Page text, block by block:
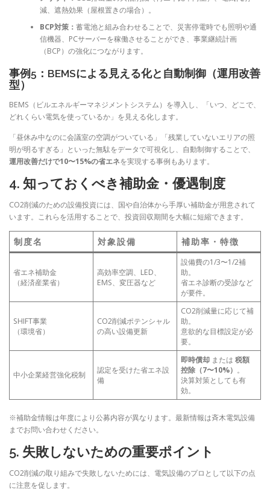
減、遮熱効果（屋根置きの場合）。
BCP対策： 蓄電池と組み合わせることで、災害停電時でも照明や通
信機器、PCサーバーを稼働させることができ、事業継続計画
（BCP）の強化につながります。
事例5：BEMSによる見える化と自動制御（運用改善
型）
BEMS（ビルエネルギーマネジメントシステム）を導入し、「いつ、どこで、
どれくらい電気を使っているか」を見える化します。
「昼休み中なのに会議室の空調がついている」「残業していないエリアの照
明が明るすぎる」といった無駄をデータで可視化し、自動制御することで、
運用改善だけで10〜15%の省エネを実現する事例もあります。
4. 知っておくべき補助金・優遇制度
CO2削減のための設備投資には、国や自治体から手厚い補助金が用意されて
います。これらを活用することで、投資回収期間を大幅に短縮できます。
制度名 対象設備 補助率・特徴
省エネ補助金
（経済産業省）
高効率空調、LED、
EMS、変圧器など
設備費の1/3〜1/2補
助。
省エネ診断の受診など
が要件。
SHIFT事業
（環境省）
CO2削減ポテンシャル
の高い設備更新
CO2削減量に応じて補
助。
意欲的な目標設定が必
要。
中小企業経営強化税制
認定を受けた省エネ設
備
即時償却 または税額
控除（7〜10%） 。
決算対策としても有
効。
※補助金情報は年度により公募内容が異なります。最新情報は斉木電気設備
までお問い合わせください。
5. 失敗しないための重要ポイント
CO2削減の取り組みで失敗しないためには、電気設備のプロとして以下の点
に注意を促します。